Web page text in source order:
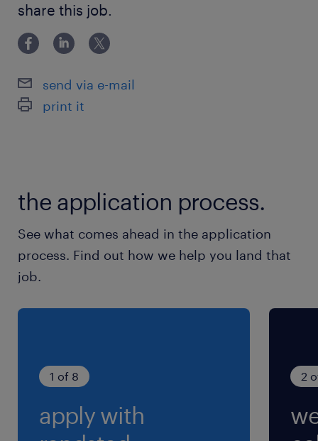
ている方
■望ましい要件 ※下記いずれか１つ以上に該当
FA機器やFAソリューションの開発経験を有す
ること
有すること
と
■求めるスキル、人材像
クライアントおよび社会に貢献する意欲を持っ
軟性を持っている
[マネジャー以上に求めるスキル、人物像（追加
ステム変革に関わるアーキテクト／設計／工場セキュ
リティなどの勤務経験／プロジェクト経験を有してい
る方 ■望ましい要件 ※下記いずれか１つ以上に該当
share this job.
send via e-mail
print it
the application process.
See what comes ahead in the application
process. Find out how we help you land that
job.
1 of 8
apply with
2